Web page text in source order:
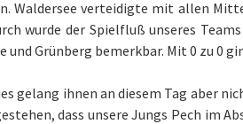
Waldersee verteidigte mit allen
wurde der Spielfluß unseres
Grünberg bemerkbar. Mit 0 zu 0
gelang ihnen an diesem Tag aber
dass unsere Jungs Pech im